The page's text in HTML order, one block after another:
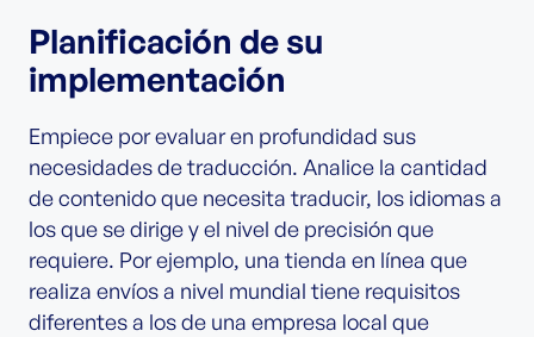
Planificación de su
implementación
Empiece por evaluar en profundidad sus
necesidades de traducción. Analice la cantidad
de contenido que necesita traducir, los idiomas a
los que se dirige y el nivel de precisión que
requiere. Por ejemplo, una tienda en línea que
realiza envíos a nivel mundial tiene requisitos
diferentes a los de una empresa local que